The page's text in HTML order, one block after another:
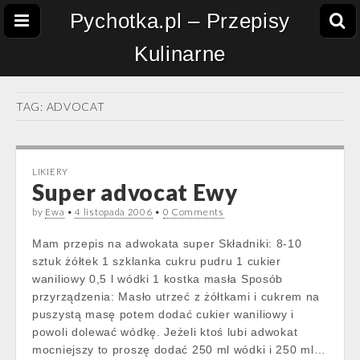
Pychotka.pl – Przepisy
Kulinarne
TAG: ADVOCAT
LIKIERY
Super advocat Ewy
by Ewa •4 listopada 2006 • 0 Comments
Mam przepis na adwokata super Składniki: 8-10
sztuk żółtek 1 szklanka cukru pudru 1 cukier
waniliowy 0,5 l wódki 1 kostka masła Sposób
przyrządzenia: Masło utrzeć z żółtkami i cukrem na
puszystą masę potem dodać cukier waniliowy i
powoli dolewać wódkę. Jeżeli ktoś lubi adwokat
mocniejszy to proszę dodać 250 ml wódki i 250 ml…